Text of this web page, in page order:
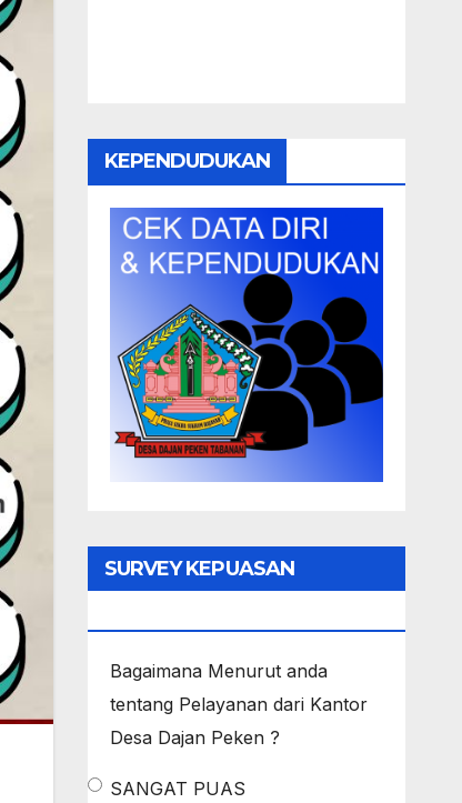
KEPENDUDUKAN
SURVEY KEPUASAN
Bagaimana Menurut anda
tentang Pelayanan dari Kantor
Desa Dajan Peken ?
SANGAT PUAS